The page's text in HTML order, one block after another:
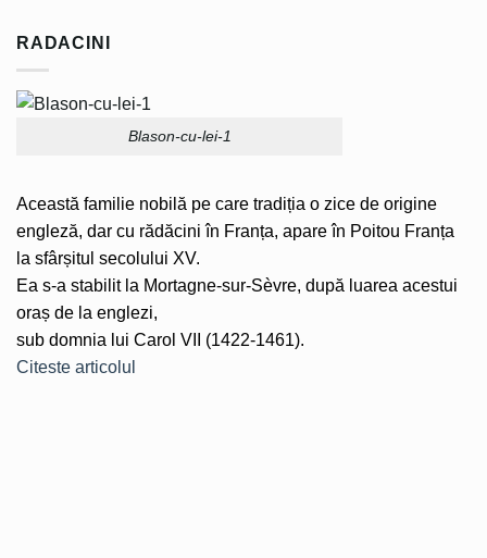
RADACINI
Blason-cu-lei-1
Această familie nobilă pe care tradiția o zice de origine
engleză, dar cu rădăcini în Franța, apare în Poitou Franța
la sfârșitul secolului XV.
Ea s-a stabilit la Mortagne-sur-Sèvre, după luarea acestui
oraș de la englezi,
sub domnia lui Carol VII (1422-1461).
Citeste articolul